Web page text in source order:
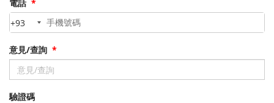
電話 *
+93
意見/查詢 *
驗證碼